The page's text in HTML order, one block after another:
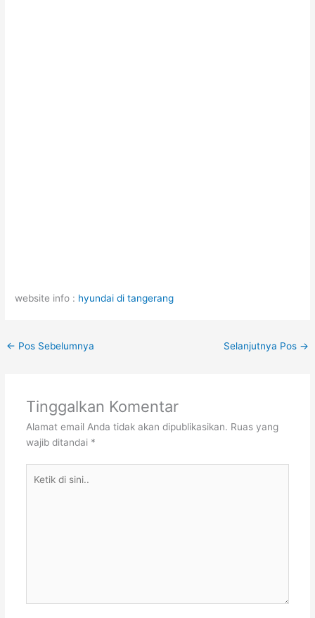
website info : hyundai di tangerang
← Pos Sebelumnya Selanjutnya Pos →
Tinggalkan Komentar
Alamat email Anda tidak akan dipublikasikan. Ruas yang
wajib ditandai *